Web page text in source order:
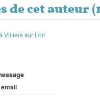
de cet auteur
Villiers sur Loir